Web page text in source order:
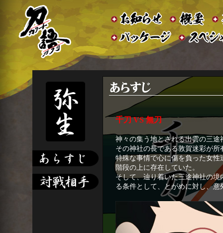
千刀 VS 無刀
神々の集う地とされる出雲の三途
その神社の長である敦賀迷彩が
特殊な事情で心に傷を負った女
階段の上に存在していた。
そして、辿り着いた三途神社の
る条件として、とがめに対し、意